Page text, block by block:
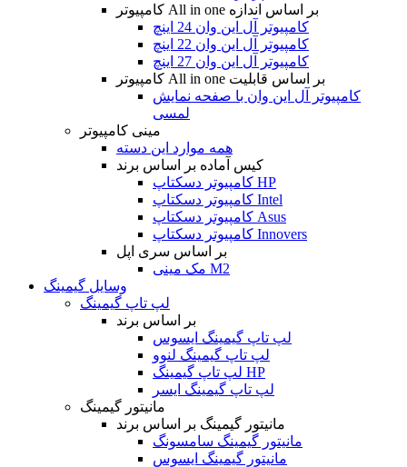
کامپیوتر All in one بر اساس اندازه
کامپیوتر آل این وان 24 اینچ
کامپیوتر آل این وان 22 اینچ
کامپیوتر آل این وان 27 اینچ
کامپیوتر All in one بر اساس قابلیت
کامپیوتر آل این وان با صفحه نمایش
لمسی
مینی کامپیوتر
همه موارد این دسته
کیس آماده بر اساس برند
کامپیوتر دسکتاپ HP
کامپیوتر دسکتاپ Intel
کامپیوتر دسکتاپ Asus
کامپیوتر دسکتاپ Innovers
بر اساس سری اپل
مک مینی M2
وسایل گیمینگ
لپ تاپ گیمینگ
بر اساس برند
لپ تاپ گیمینگ ایسوس
لپ تاپ گیمینگ لنوو
لپ تاپ گیمینگ HP
لپ تاپ گیمینگ ایسر
مانیتور گیمینگ
مانیتور گیمینگ بر اساس برند
مانیتور گیمینگ سامسونگ
مانیتور گیمینگ ایسوس